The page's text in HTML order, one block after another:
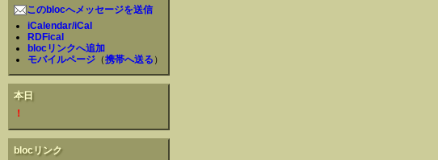
このblocへメッセージを送信
iCalendar/iCal
RDFical
blocリンクへ追加
モバイルページ（携帯へ送る ）
本日
！
blocリンク